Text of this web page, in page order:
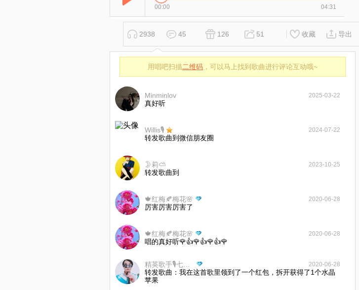
00:00 04:31
2938 45 126 51 收藏 导出
用唱吧扫描二维码 ，可以马上找到歌曲进行评论互动哦~
Minminlov 2025-03-22
真好听
Willis🎙️ 2024-07-22
转发歌曲到微信朋友圈
🌛莉⛅ 2023-10-25
转发歌曲到
🍁️红梅🍂️梅花🌸️ 2020-06-28
厉害厉害厉害了
🍁️红梅🍂️梅花🌸️ 2020-06-28
唱的真好听🌹👍🌹👍🌹👍🌹
2020-06-28
转发歌曲：我在这首歌里领到了一个红包，拆开获得了1个水晶
苹果